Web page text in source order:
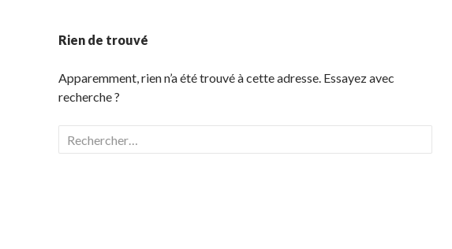
Rien de trouvé
Apparemment, rien n’a été trouvé à cette adresse. Essayez avec
recherche ?
Rechercher :